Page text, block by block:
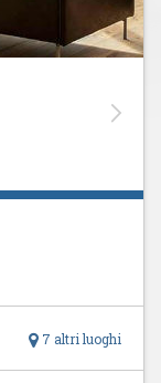
7 altri luoghi